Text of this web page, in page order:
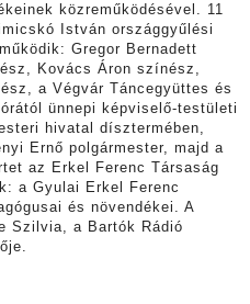
közreműködésével. 11
István országgyűlési
Gregor Bernadett
Kovács Áron színész,
a Végvár Táncegyüttes és
ünnepi képviselő-testületi
hivatal dísztermében,
Ernő polgármester, majd a
az Erkel Ferenc Társaság
a Gyulai Erkel Ferenc
és növendékei. A
Szilvia, a Bartók Rádió